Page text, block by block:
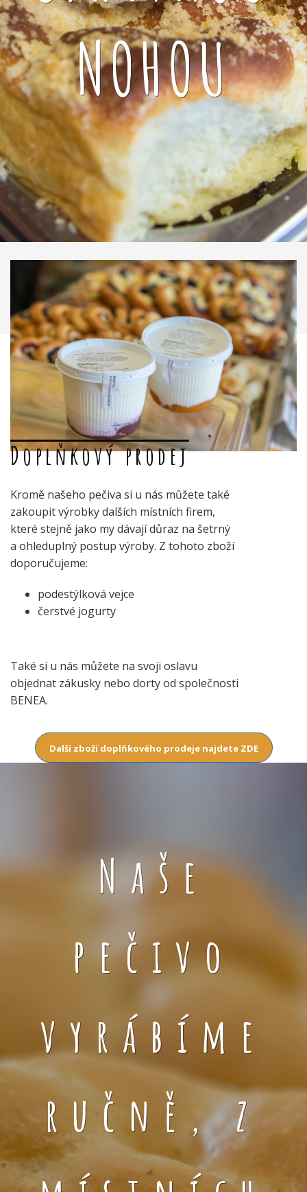
NOHOU
Doplňkový prodej
Kromě našeho pečiva si u nás můžete také
zakoupit výrobky dalších místních firem,
které stejně jako my dávají důraz na šetrný
a ohleduplný postup výroby. Z tohoto zboží
doporučujeme:
podestýlková vejce
čerstvé jogurty
Také si u nás můžete na svoji oslavu
objednat zákusky nebo dorty od společnosti
BENEA.
Další zboží doplňkového prodeje najdete ZDE
Naše
pečivo
vyrábíme
ručně, z